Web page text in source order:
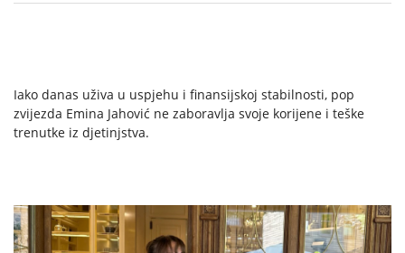
Iako danas uživa u uspjehu i finansijskoj stabilnosti, pop
zvijezda Emina Jahović ne zaboravlja svoje korijene i teške
trenutke iz djetinjstva.